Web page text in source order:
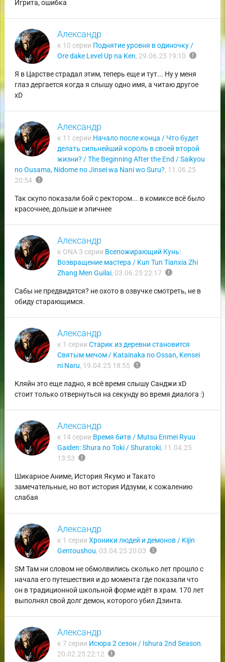
Игрита, ошибка
Александр
к 10 серии Поднятие уровня в одиночку /
Ore dake Level Up na Ken, 29.06.25 19:10 report
Я в Царстве страдал этим, теперь еще и тут... Ну у меня
глаз дергается когда я слышу одно имя, а читаю другое
хD
Александр
к 11 серии Начало после конца / Что будет
делать сильнейший король в своей второй
жизни? / The Beginning After the End / Saikyou
no Ousama, Nidome no Jinsei wa Nani wo Suru?, 11.06.25
20:54 report
Так скупо показали бой с ректором... в комиксе всё было
красочнее, дольше и эпичнее
Александр
к ONA 3 серии Всепожирающий Кунь:
Возвращение мастера / Kun Tun Tianxia Zhi
Zhang Men Guilai, 03.06.25 22:17 report
Сабы не предвидятся? не охото в озвучке смотреть, не в
обиду старающимся.
Александр
к 1 серии Старик из деревни становится
Святым мечом / Katainaka no Ossan, Kensei
ni Naru, 19.04.25 18:55 report
Кляйн это еще ладно, я всё время слышу Санджи xD
стоит только отвернуться на секунду во время диалога :)
Александр
к 14 серии Время битв / Mutsu Enmei Ryuu
Gaiden: Shura no Toki / Shuratoki, 11.04.25
13:53 report
Шикарное Аниме, История Якумо и Такато
замечательные, но вот история Идзуми, к сожалению
слабая
Александр
к 1 серии Хроники людей и демонов / Kijin
Gentoushou, 03.04.25 20:03 report
SM Там ни словом не обмолвились сколько лет прошло с
начала его путешествия и до момента где показали что
он в традиционной школьной форме идёт в храм. 170 лет
выполнял свой долг демон, которого убил Дзинта.
Александр
к 7 серии Исюра 2 сезон / Ishura 2nd Season,
20.02.25 22:12 report